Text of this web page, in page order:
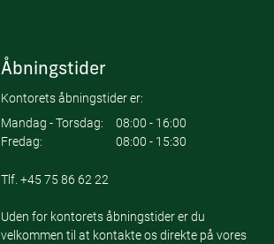
Åbningstider
Kontorets åbningstider er:
Mandag - Torsdag:
08:00 - 16:00
Fredag:
08:00 - 15:30
Tlf.+45 75 86 62 22
Uden for kontorets åbningstider er du
velkommen til at kontakte os direkte på vores